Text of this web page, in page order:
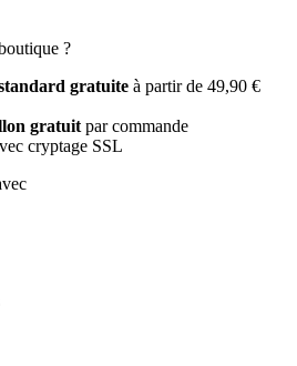
?
gratuite à partir de 49,90 €
gratuit par commande
cryptage SSL